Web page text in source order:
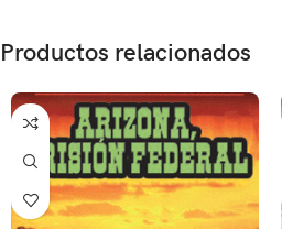
Productos relacionados